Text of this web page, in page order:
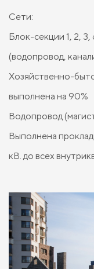
Сети:
Блок-секции 1, 2, 3,
(водопровод,
Хозяйственно-
выполнена на 90%
Водопровод
Выполнена
кВ. до всех